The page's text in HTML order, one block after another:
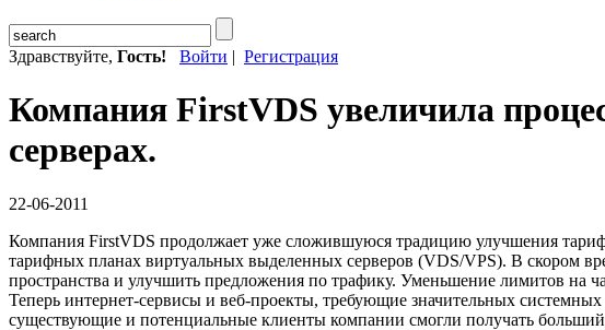
Здравствуйте, Гость! Войти | Регистрация
Компания FirstVDS увеличила
серверах.
22-06-2011
Компания FirstVDS продолжает уже сложившуюся традицию улучшения
тарифных планах виртуальных выделенных серверов (VDS/VPS). В скором
пространства и улучшить предложения по трафику. Уменьшение лимитов на
Теперь интернет-сервисы и веб-проекты, требующие значительных
существующие и потенциальные клиенты компании смогли получать больший